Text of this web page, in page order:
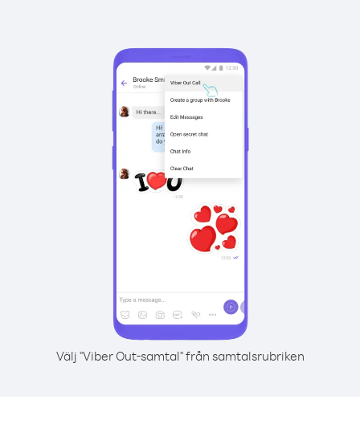
Välj "Viber Out-samtal" från samtalsrubriken